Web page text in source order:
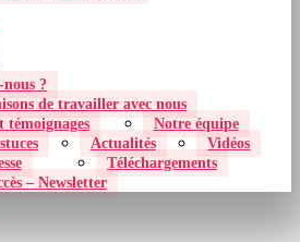
nous ?
de travailler avec nous
témoignages
Notre équipe
Actualités
Vidéos
Téléchargements
– Newsletter